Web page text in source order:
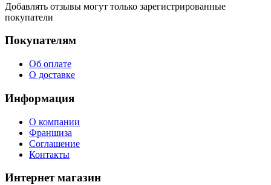
Добавлять отзывы могут только зарегистрированные
покупатели
Покупателям
Об оплате
О доставке
Информация
О компании
Франшиза
Соглашение
Контакты
Интернет магазин